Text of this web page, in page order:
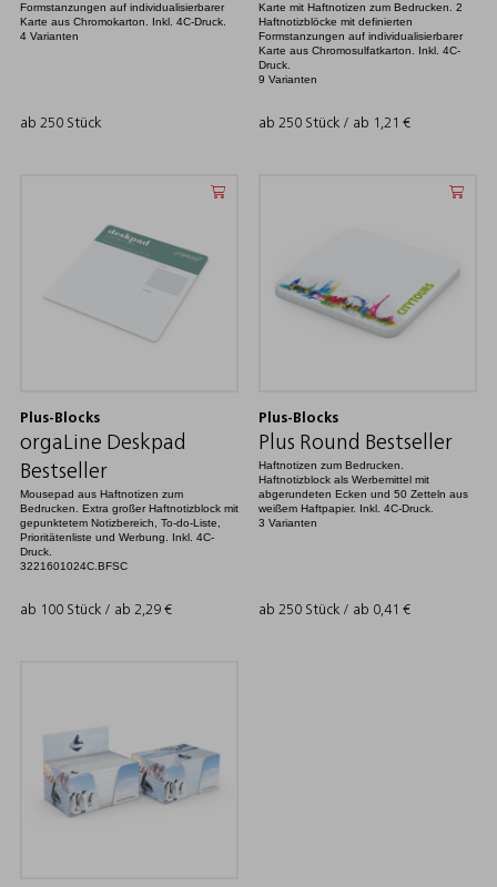
Formstanzungen auf individualisierbarer
Karte aus Chromokarton. Inkl. 4C-Druck.
4 Varianten
ab 250 Stück
Karte mit Haftnotizen zum Bedrucken. 2
Haftnotizblöcke mit definierten
Formstanzungen auf individualisierbarer
Karte aus Chromosulfatkarton. Inkl. 4C-
Druck.
9 Varianten
ab 250 Stück / ab 1,21 €
Plus-Blocks
orgaLine Deskpad
Bestseller
Mousepad aus Haftnotizen zum
Bedrucken. Extra großer Haftnotizblock mit
gepunktetem Notizbereich, To-do-Liste,
Prioritätenliste und Werbung. Inkl. 4C-
Druck.
3221601024C.BFSC
ab 100 Stück / ab 2,29 €
Plus-Blocks
Plus Round Bestseller
Haftnotizen zum Bedrucken.
Haftnotizblock als Werbemittel mit
abgerundeten Ecken und 50 Zetteln aus
weißem Haftpapier. Inkl. 4C-Druck.
3 Varianten
ab 250 Stück / ab 0,41 €